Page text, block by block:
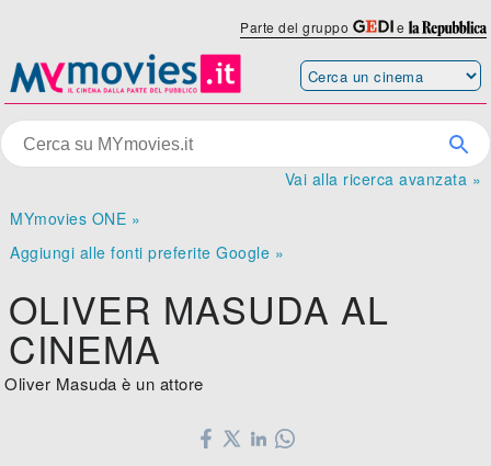
Parte del gruppo e
Vai alla ricerca avanzata »
MYmovies ONE »
Aggiungi alle fonti preferite Google »
OLIVER MASUDA AL
CINEMA
Oliver Masuda è un attore